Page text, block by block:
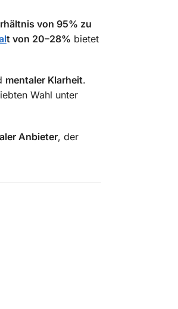
von 95% zu
t von 20–28% bietet
mentaler Klarheit.
Wahl unter
Anbieter, der